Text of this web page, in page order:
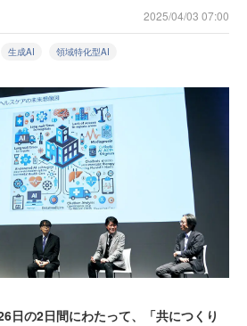
2025/04/03 07:00
生成AI 領域特化型AI
日の2日間にわたって、「共につくり